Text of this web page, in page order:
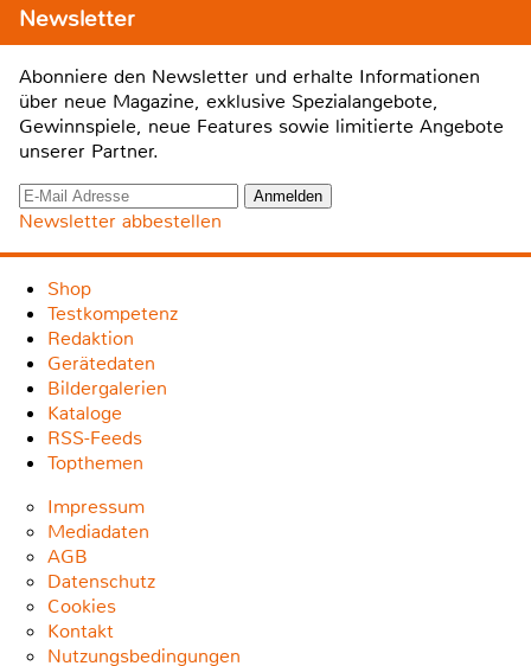
Newsletter
Abonniere den Newsletter und erhalte Informationen
über neue Magazine, exklusive Spezialangebote,
Gewinnspiele, neue Features sowie limitierte Angebote
unserer Partner.
Newsletter abbestellen
Shop
Testkompetenz
Redaktion
Gerätedaten
Bildergalerien
Kataloge
RSS-Feeds
Topthemen
Impressum
Mediadaten
AGB
Datenschutz
Cookies
Kontakt
Nutzungsbedingungen